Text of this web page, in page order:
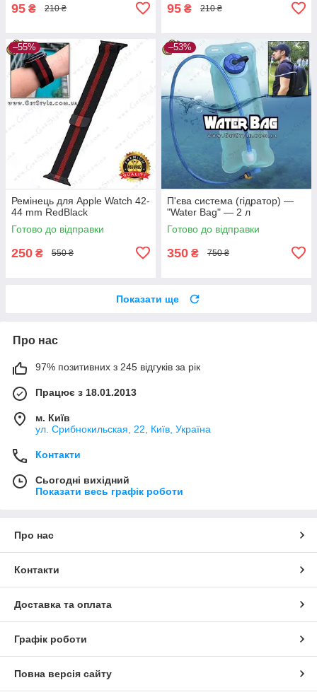
95 ₴ 210 ₴ 95 ₴ 210 ₴
–55%
Ремінець для Apple Watch 42-
44 mm RedBlack
Готово до відправки
250 ₴ 550 ₴
–53%
П'єва система (гідратор) —
"Water Bag" — 2 л
Готово до відправки
350 ₴ 750 ₴
Показати ще
Про нас
97% позитивних з 245 відгуків за рік
Працює з 18.01.2013
м. Київ
ул. Срибнокильская, 22, Київ, Україна
Контакти
Сьогодні вихідний
Показати весь графік роботи
Про нас
Контакти
Доставка та оплата
Графік роботи
Повна версія сайту